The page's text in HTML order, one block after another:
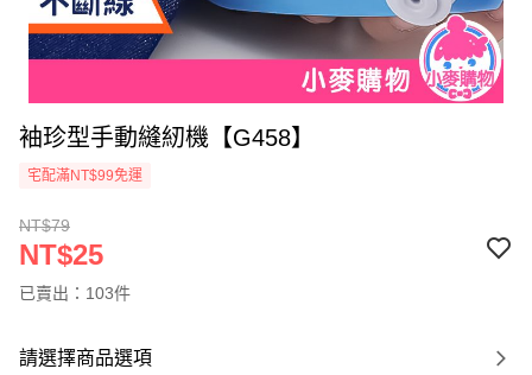
袖珍型手動縫紉機【G458】
宅配滿NT$99免運
NT$79
NT$25
已賣出：103件
請選擇商品選項